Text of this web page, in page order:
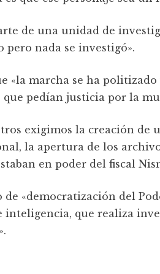
de una unidad de
pero nada se investigó».
«la marcha se ha
pedían justicia por la
exigimos la creación de
la apertura de los
en poder del fiscal
«democratización del
inteligencia, que realiza